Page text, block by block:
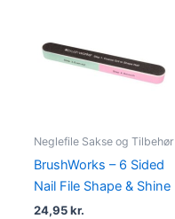
Neglefile Sakse og Tilbehør
BrushWorks – 6 Sided
Nail File Shape & Shine
24,95kr.